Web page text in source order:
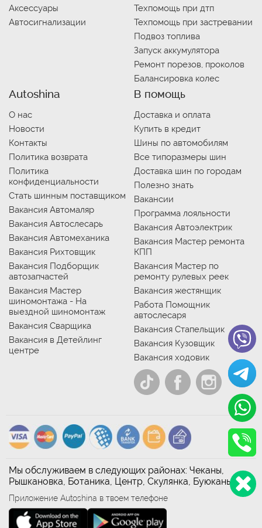
Аксессуары
Автосигнализации
Техпомощь при дтп
Техпомощь при застревании
Подвоз топлива
Запуск аккумулятора
Ремонт порезов, проколов
Балансировка колес
Autoshina
О нас
Новости
Контакты
Политика возврата
Политика
конфиденциальности
Стать шинным поставщиком
Вакансия Автомаляр
Вакансия Автослесарь
Вакансия Автомеханика
Вакансия Рихтовщик
Вакансия Подборщик
автозапчастей
Вакансия Мастер
шиномонтажа - На
выездной шиномонтаж
Вакансия Сварщика
Вакансия в Детейлинг
центре
В помощь
Доставка и оплата
Купить в кредит
Шины по автомобилям
Все типоразмеры шин
Доставка шин по городам
Полезно знать
Вакансии
Программа лояльности
Вакансия Автоэлектрик
Вакансия Мастер ремонта
КПП
Вакансия Мастер по
ремонту рулевых реек
Вакансия жестянщик
Работа Помощник
автослесаря
Вакансия Стапельщик
Вакансия Кузовщик
Вакансия ходовик
Мы обслуживаем в следующих районах: Чеканы,
Рышкановка, Ботаника, Центр, Скулянка, Буюканы
Приложение Autoshina в твоем телефоне